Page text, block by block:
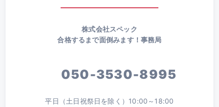
株式会社スペック
合格するまで面倒みます！事務局
050-3530-8995
平日（土日祝祭日を除く）10:00～18:00